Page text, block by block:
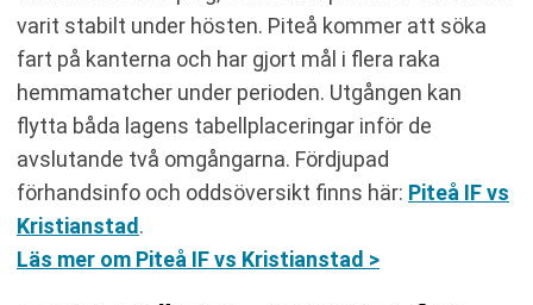
varit stabilt under hösten. Piteå kommer att söka
fart på kanterna och har gjort mål i flera raka
hemmamatcher under perioden. Utgången kan
flytta båda lagens tabellplaceringar inför de
avslutande två omgångarna. Fördjupad
förhandsinfo och oddsöversikt finns här: Piteå IF vs
Kristianstad .
Läs mer om Piteå IF vs Kristianstad >